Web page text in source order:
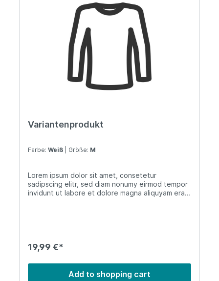
Variantenprodukt
Farbe: Weiß | Größe: M
Lorem ipsum dolor sit amet, consetetur
sadipscing elitr, sed diam nonumy eirmod tempor
invidunt ut labore et dolore magna aliquyam erat,
eirmod tempor invidunt ut labore et dolore
magna aliquyam erat, sed diam voluptua. At vero
eos et accusam et justo duo dolores et ea
rebum. Stet clita kasd gubergren, no sea
19,99 €*
Add to shopping cart